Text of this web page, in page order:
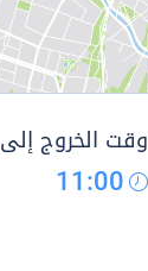
وقت الخروج إلى
11:00